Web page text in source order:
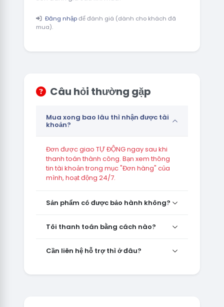
Đăng nhậpđể đánh giá (dành cho khách đã
mua).
Câu hỏi thường gặp
Mua xong bao lâu thì nhận được tài
khoản?
Đơn được giao TỰ ĐỘNG ngay sau khi
thanh toán thành công. Bạn xem thông
tin tài khoản trong mục "Đơn hàng" của
mình, hoạt động 24/7.
Sản phẩm có được bảo hành không?
Tôi thanh toán bằng cách nào?
Cần liên hệ hỗ trợ thì ở đâu?